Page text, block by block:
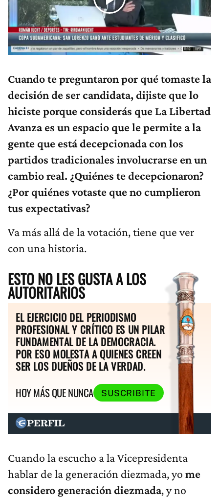
Cuando te preguntaron por qué tomaste la
decisión de ser candidata, dijiste que lo
hiciste porque considerás que La Libertad
Avanza es un espacio que le permite a la
gente que está decepcionada con los
partidos tradicionales involucrarse en un
cambio real. ¿Quiénes te decepcionaron?
¿Por quiénes votaste que no cumplieron
tus expectativas?
Va más allá de la votación, tiene que ver
con una historia.
ESTO NO LES GUSTA A LOS
AUTORITARIOS
EL EJERCICIO DEL PERIODISMO
PROFESIONAL Y CRÍTICO ES UN PILAR
FUNDAMENTAL DE LA DEMOCRACIA.
POR ESO MOLESTA A QUIENES CREEN
SER LOS DUEÑOS DE LA VERDAD.
HOY MÁS QUE NUNCA
SUSCRIBITE
Cuando la escucho a la Vicepresidenta
hablar de la generación diezmada, yo me
considero generación diezmada, y no